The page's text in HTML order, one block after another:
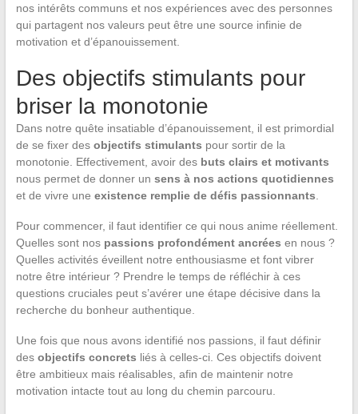
nos intérêts communs et nos expériences avec des personnes
qui partagent nos valeurs peut être une source infinie de
motivation et d’épanouissement.
Des objectifs stimulants pour
briser la monotonie
Dans notre quête insatiable d’épanouissement, il est primordial
de se fixer des objectifs stimulants pour sortir de la
monotonie. Effectivement, avoir des buts clairs et motivants
nous permet de donner un sens à nos actions quotidiennes
et de vivre une existence remplie de défis passionnants
Pour commencer, il faut identifier ce qui nous anime réellement.
Quelles sont nos passions profondément ancrées en nous ?
Quelles activités éveillent notre enthousiasme et font vibrer
notre être intérieur ? Prendre le temps de réfléchir à ces
questions cruciales peut s’avérer une étape décisive dans la
recherche du bonheur authentique.
Une fois que nous avons identifié nos passions, il faut définir
des objectifs concrets liés à celles-ci. Ces objectifs doivent
être ambitieux mais réalisables, afin de maintenir notre
motivation intacte tout au long du chemin parcouru.